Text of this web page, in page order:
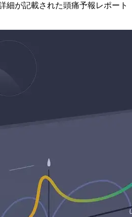
細が記載された頭痛予報レポート